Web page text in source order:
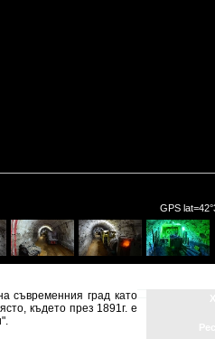
GPS
съвременния град като
където през 1891г. е